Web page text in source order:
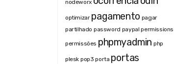
nodeworx
optimizar pagamento pagar
partilhado password paypal permissions
permissões phpmyadmin php
plesk pop3 porta portas